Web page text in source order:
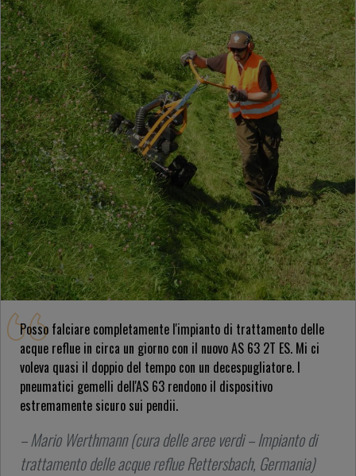
Posso falciare completamente l'impianto di trattamento delle
acque reflue in circa un giorno con il nuovo AS 63 2T ES. Mi ci
voleva quasi il doppio del tempo con un decespugliatore. I
pneumatici gemelli dell'AS 63 rendono il dispositivo
estremamente sicuro sui pendii.
– Mario Werthmann (cura delle aree verdi – Impianto di
trattamento delle acque reflue Rettersbach, Germania)